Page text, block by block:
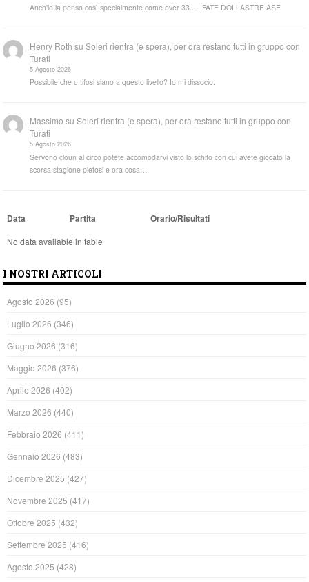
Anch'io la penso così specialmente come over 33..... FATE DOI LASTRE ASE
Henry Roth suSoleri rientra (e spera), per ora restano tutti in gruppo con
Turati
5 Agosto 2026
Possibile che u tifosi siano a questo livello? Io mi dissocio.
Massimo suSoleri rientra (e spera), per ora restano tutti in gruppo con
Turati
5 Agosto 2026
Servono cloun al circo potete accomodarvi visto lo schifo con cui avete giocato la
scorsa stagione pietosi e ora cosa…
Data Partita Orario/Risultati
No data available in table
I NOSTRI ARTICOLI
Agosto 2026 (95)
Luglio 2026 (346)
Giugno 2026 (316)
Maggio 2026 (376)
Aprile 2026 (402)
Marzo 2026 (440)
Febbraio 2026 (411)
Gennaio 2026 (483)
Dicembre 2025 (427)
Novembre 2025 (417)
Ottobre 2025 (432)
Settembre 2025 (416)
Agosto 2025 (428)